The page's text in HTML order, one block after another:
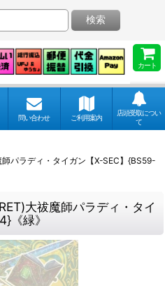
カート
検索
問い合わせ ご利用案内
店頭受取につい
て
パラディ・タイガン【X-SEC】{BS59-
大祓魔師パラディ・タイ
《緑》